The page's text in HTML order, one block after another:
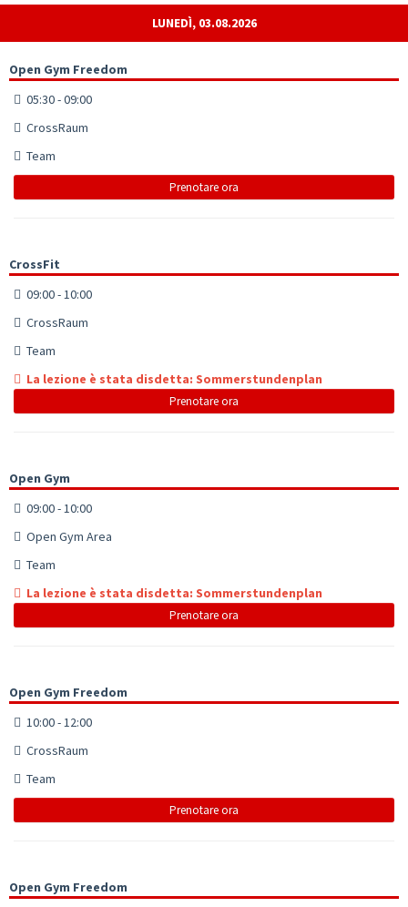
LUNEDÌ, 03.08.2026
Open Gym Freedom
05:30 - 09:00
CrossRaum
Team
Prenotare ora
CrossFit
09:00 - 10:00
CrossRaum
Team
La lezione è stata disdetta: Sommerstundenplan
Prenotare ora
Open Gym
09:00 - 10:00
Open Gym Area
Team
La lezione è stata disdetta: Sommerstundenplan
Prenotare ora
Open Gym Freedom
10:00 - 12:00
CrossRaum
Team
Prenotare ora
Open Gym Freedom